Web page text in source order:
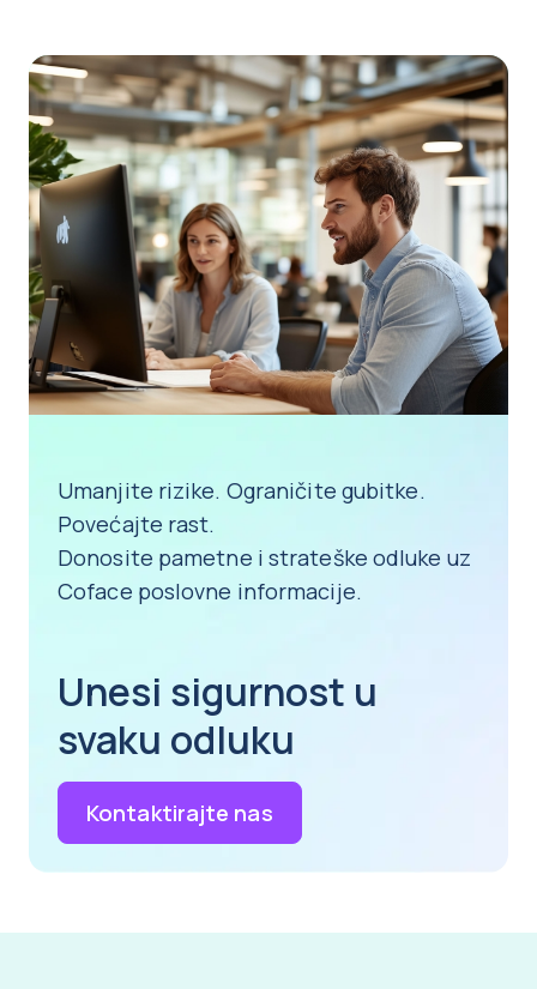
Umanjite rizike. Ograničite gubitke.
Povećajte rast.
Donosite pametne i strateške odluke uz
Coface poslovne informacije.
Unesi sigurnost u
svaku odluku
Kontaktirajte nas